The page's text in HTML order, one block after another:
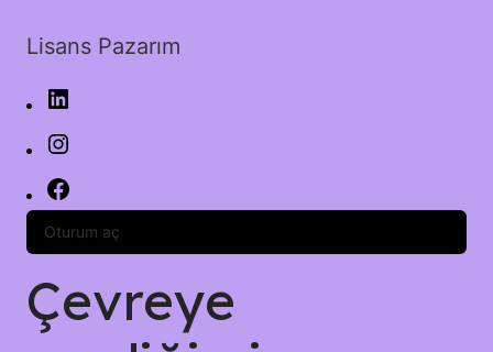
Lisans Pazarım
Oturum aç
Çevreye